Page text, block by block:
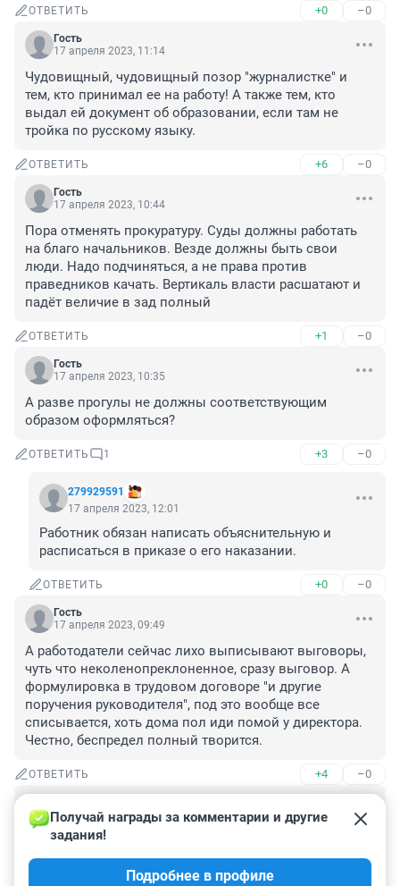
ОТВЕТИТЬ +0 –0
Гость
17 апреля 2023, 11:14
Чудовищный, чудовищный позор "журналистке" и
тем, кто принимал ее на работу! А также тем, кто
выдал ей документ об образовании, если там не
тройка по русскому языку.
ОТВЕТИТЬ +6 –0
Гость
17 апреля 2023, 10:44
Пора отменять прокуратуру. Суды должны работать
на благо начальников. Везде должны быть свои
люди. Надо подчиняться, а не права против
праведников качать. Вертикаль власти расшатают и
падёт величие в зад полный
ОТВЕТИТЬ +1 –0
Гость
17 апреля 2023, 10:35
А разве прогулы не должны соответствующим
образом оформляться?
ОТВЕТИТЬ 1 +3 –0
279929591
17 апреля 2023, 12:01
Работник обязан написать объяснительную и
расписаться в приказе о его наказании.
ОТВЕТИТЬ +0 –0
Гость
17 апреля 2023, 09:49
А работодатели сейчас лихо выписывают выговоры,
чуть что неколенопреклоненное, сразу выговор. А
формулировка в трудовом договоре "и другие
поручения руководителя", под это вообще все
списывается, хоть дома пол иди помой у директора.
Честно, беспредел полный творится.
ОТВЕТИТЬ +4 –0
17 апреля 2023, 09:45
в нашей стране увольнять беременных нельзя, а один
депутатишка свою помощницу уволил, когда она
забеременела. потому что он власть!
Получай награды за комментарии и другие
задания!
Подробнее в профиле